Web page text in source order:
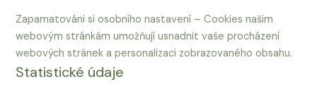
Zapamatováni si osobního nastavení – Cookies našim
webovým stránkám umožňují usnadnit vaše procházení
webových stránek a personalizaci zobrazovaného obsahu.
Statistické údaje